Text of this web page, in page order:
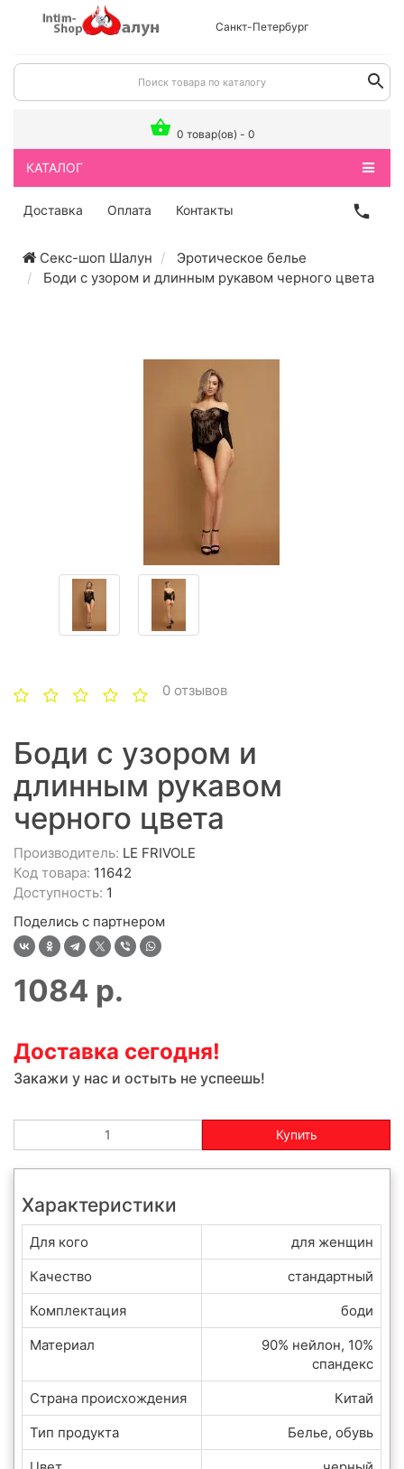
Санкт-Петербург
0 товар(ов) - 0
КАТАЛОГ
Доставка Оплата Контакты
Секс-шоп Шалун
Эротическое белье
Боди с узором и длинным рукавом черного цвета
0 отзывов
Боди с узором и
длинным рукавом
черного цвета
Производитель: LE FRIVOLE
Код товара: 11642
Доступность: 1
Поделись с партнером
1084 р.
Доставка сегодня!
Закажи у нас и остыть не успеешь!
Купить
Характеристики
Для кого
для женщин
Качество
стандартный
Комплектация
боди
Материал
90% нейлон, 10%
спандекс
Страна происхождения
Китай
Тип продукта
Белье, обувь